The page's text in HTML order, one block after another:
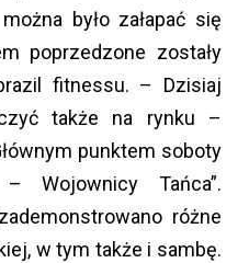
było załapać się
poprzedzone zostały
fitnessu. – Dzisiaj
także na rynku –
punktem soboty
Wojownicy Tańca”.
różne
w tym także i sambę.